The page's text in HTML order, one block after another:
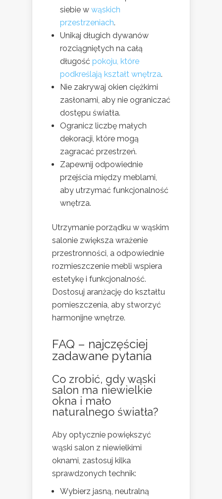
siebie w wąskich
przestrzeniach.
Unikaj długich dywanów
rozciągniętych na całą
długość pokoju, które
podkreślają kształt wnętrza.
Nie zakrywaj okien ciężkimi
zasłonami, aby nie ograniczać
dostępu światła.
Ogranicz liczbę małych
dekoracji, które mogą
zagracać przestrzeń.
Zapewnij odpowiednie
przejścia między meblami,
aby utrzymać funkcjonalność
wnętrza.
Utrzymanie porządku w wąskim
salonie zwiększa wrażenie
przestronności, a odpowiednie
rozmieszczenie mebli wspiera
estetykę i funkcjonalność.
Dostosuj aranżację do kształtu
pomieszczenia, aby stworzyć
harmonijne wnętrze.
FAQ – najczęściej
zadawane pytania
Co zrobić, gdy wąski
salon ma niewielkie
okna i mało
naturalnego światła?
Aby optycznie powiększyć
wąski salon z niewielkimi
oknami, zastosuj kilka
sprawdzonych technik:
Wybierz jasną, neutralną